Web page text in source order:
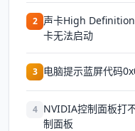
2 声卡High
卡无法启动
3 电脑提示蓝屏代码
4 NVIDIA控制面板打
制面板